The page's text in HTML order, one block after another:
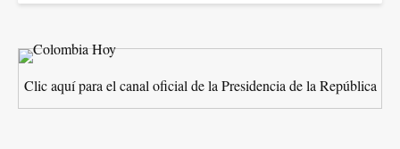
Clic aquí para el canal oficial de la Presidencia de la República